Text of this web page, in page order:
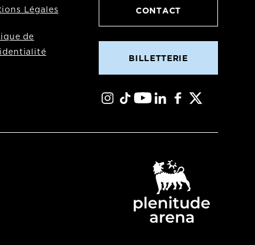
Légales
de
CONTACT
BILLETTERIE